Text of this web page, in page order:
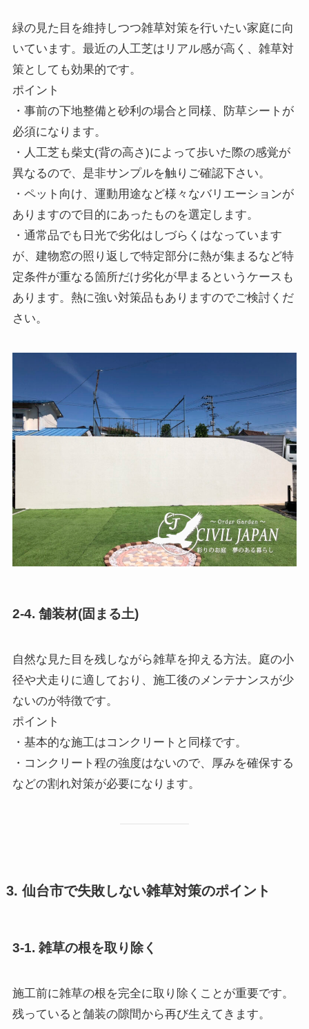
緑の見た目を維持しつつ雑草対策を行いたい家庭に向
いています。最近の人工芝はリアル感が高く、雑草対
策としても効果的です。
ポイント
・事前の下地整備と砂利の場合と同様、防草シートが
必須になります。
・人工芝も柴丈(背の高さ)によって歩いた際の感覚が
異なるので、是非サンプルを触りご確認下さい。
・ペット向け、運動用途など様々なバリエーションが
ありますので目的にあったものを選定します。
・通常品でも日光で劣化はしづらくはなっています
が、建物窓の照り返しで特定部分に熱が集まるなど特
定条件が重なる箇所だけ劣化が早まるというケースも
あります。熱に強い対策品もありますのでご検討くだ
さい。
2-4. 舗装材(固まる土)
自然な見た目を残しながら雑草を抑える方法。庭の小
径や犬走りに適しており、施工後のメンテナンスが少
ないのが特徴です。
ポイント
・基本的な施工はコンクリートと同様です。
・コンクリート程の強度はないので、厚みを確保する
などの割れ対策が必要になります。
3. 仙台市で失敗しない雑草対策のポイント
3-1. 雑草の根を取り除く
施工前に雑草の根を完全に取り除くことが重要です。
残っていると舗装の隙間から再び生えてきます。